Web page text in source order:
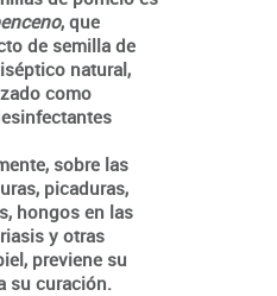
, que
de semilla de
natural,
como
sobre las
picaduras,
hongos en las
y otras
previene su
su curación.